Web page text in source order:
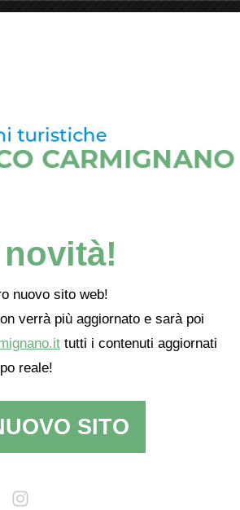
nuovo sito web!
verrà più aggiornato e sarà poi
tutti i contenuti aggiornati
reale!
SITO